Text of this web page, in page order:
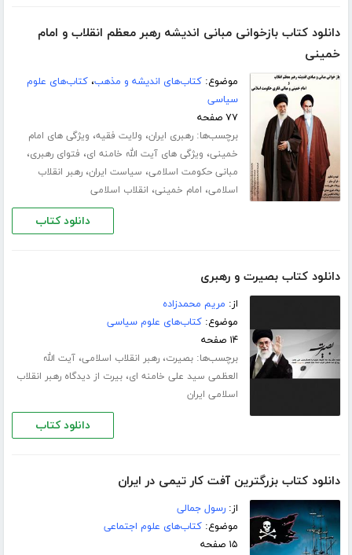
دانلود کتاب بازخوانی مبانی اندیشه رهبر معظم انقلاب و امام
خمینی
موضوع:کتاب‌های اندیشه و مذهب،کتاب‌های علوم
سیاسی
۷۷ صفحه
برچسب‌ها:رهبری ایران، ولایت فقیه، ویژگی های امام
خمینی، ویژگی های آیت الله خامنه ای، فتوای رهبری،
مبانی حکومت اسلامی، سیاست ایران،رهبر انقلاب
اسلامی، امام خمینی، انقلاب اسلامی
دانلود کتاب
دانلود کتاب بصیرت و رهبری
از: مریم محمدزاده
موضوع:کتاب‌های علوم سیاسی
۱۴ صفحه
برچسب‌ها:بصیرت،رهبر انقلاب اسلامی،آیت الله
العظمی سید علی خامنه ای،بیرت از دیدگاه رهبر انقلاب
اسلامی ایران
دانلود کتاب
دانلود کتاب بزرگترین آفت کار تیمی در ایران
از:رسول جمالی
موضوع:کتاب‌های علوم اجتماعی
۱۵ صفحه